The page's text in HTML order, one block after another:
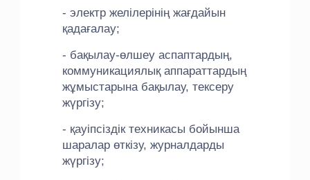
- электр желілерінің жағдайын
қадағалау;
- бақылау-өлшеу аспаптардың,
коммуникациялық аппараттардың
жұмыстарына бақылау, тексеру
жүргізу;
- қауіпсіздік техникасы бойынша
шаралар өткізу, журналдарды
жүргізу;